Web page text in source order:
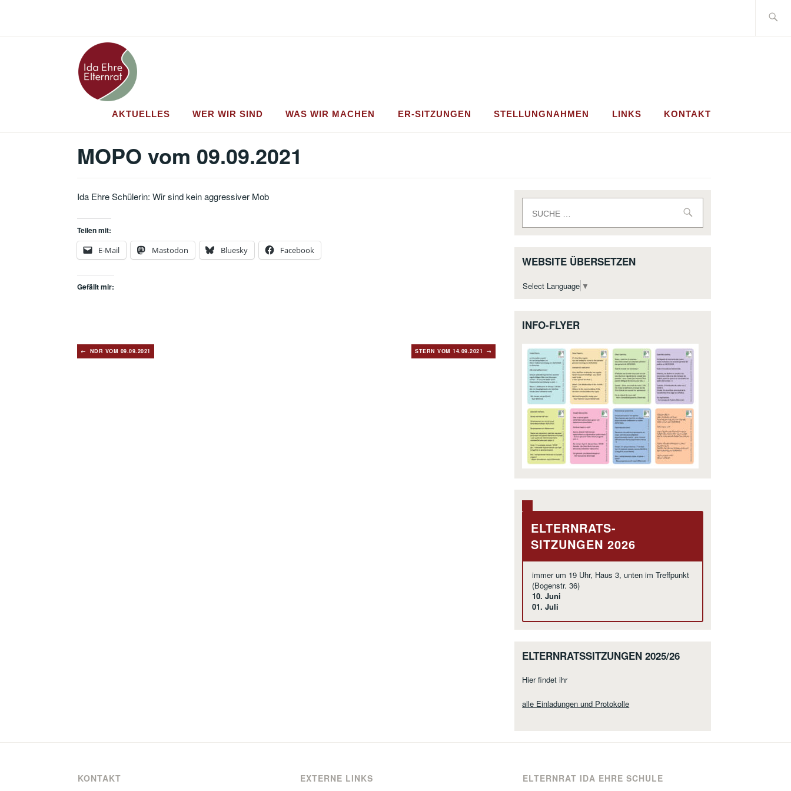
nach:
AKTUELLES WER WIR SIND WAS WIR MACHEN ER-SITZUNGEN STELLUNGNAHMEN LINKS KONTAKT
MOPO vom 09.09.2021
Ida Ehre Schülerin: Wir sind kein aggressiver Mob
Teilen mit:
E-Mail
Mastodon Bluesky Facebook
Gefällt mir:
Beitragsnavigation
NDR VOM 09.09.2021 STERN VOM 14.09.2021
Suche
nach:
WEBSITE ÜBERSETZEN
Select Language ▼
INFO-FLYER
ELTERNRATS-
SITZUNGEN 2026
immer um 19 Uhr, Haus 3, unten im Treffpunkt
(Bogenstr. 36)
10. Juni
01. Juli
ELTERNRATSSITZUNGEN 2025/26
Hier findet ihr
alle Einladungen und Protokolle
KONTAKT EXTERNE LINKS ELTERNRAT IDA EHRE SCHULE